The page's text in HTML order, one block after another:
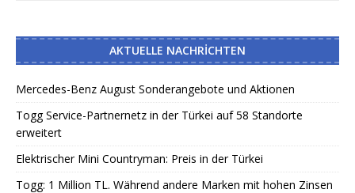
AKTUELLE NACHRICHTEN
Mercedes-Benz August Sonderangebote und Aktionen
Togg Service-Partnernetz in der Türkei auf 58 Standorte
erweitert
Elektrischer Mini Countryman: Preis in der Türkei
Togg: 1 Million TL. Während andere Marken mit hohen Zinsen